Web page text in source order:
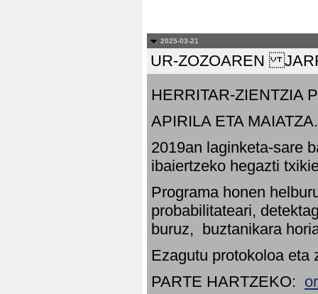
2025-03-21
UR-ZOZOAREN
HERRITAR-ZIENTZIA
APIRILA ETA MAIATZA.
2019an laginketa-sare
ibaiertzeko hegazti
Programa honen
probabilitateari,
buruz, buztanikara
Ezagutu protokoloa eta
PARTE HARTZEKO: